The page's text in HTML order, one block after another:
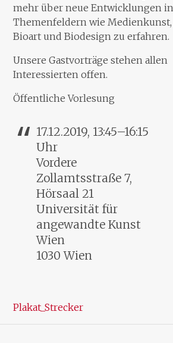
mehr über neue Entwicklungen in
Themenfeldern wie Medienkunst,
Bioart und Biodesign zu erfahren.
Unsere Gastvorträge stehen allen
Interessierten offen.
Öffentliche Vorlesung
17.12.2019, 13:45–16:15
Uhr
Vordere
Zollamtsstraße 7,
Hörsaal 21
Universität für
angewandte Kunst
Wien
1030 Wien
Plakat_Strecker